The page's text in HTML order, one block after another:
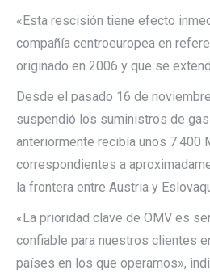
«Esta rescisión tiene efecto
compañía centroeuropea en
originado en 2006 y que se
Desde el pasado 16 de
suspendió los suministros de gas
anteriormente recibía unos 7.400
correspondientes a
la frontera entre Austria y
«La prioridad clave de OMV es
confiable para nuestros clientes
países en los que operamos»,